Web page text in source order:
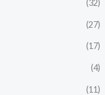
(32)
(27)
(17)
(4)
(11)